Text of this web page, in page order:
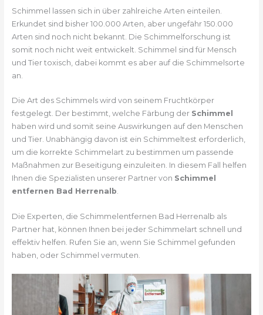
Schimmel lassen sich in über zahlreiche Arten einteilen.
Erkundet sind bisher 100.000 Arten, aber ungefähr 150.000
Arten sind noch nicht bekannt. Die Schimmelforschung ist
somit noch nicht weit entwickelt. Schimmel sind für Mensch
und Tier toxisch, dabei kommt es aber auf die Schimmelsorte
an.
Die Art des Schimmels wird von seinem Fruchtkörper
festgelegt. Der bestimmt, welche Färbung der Schimmel
haben wird und somit seine Auswirkungen auf den Menschen
und Tier. Unabhängig davon ist ein Schimmeltest erforderlich,
um die korrekte Schimmelart zu bestimmen um passende
Maßnahmen zur Beseitigung einzuleiten. In diesem Fall helfen
Ihnen die Spezialisten unserer Partner von Schimmel
entfernen Bad Herrenalb.
Die Experten, die Schimmelentfernen Bad Herrenalb als
Partner hat, können Ihnen bei jeder Schimmelart schnell und
effektiv helfen. Rufen Sie an, wenn Sie Schimmel gefunden
haben, oder Schimmel vermuten.